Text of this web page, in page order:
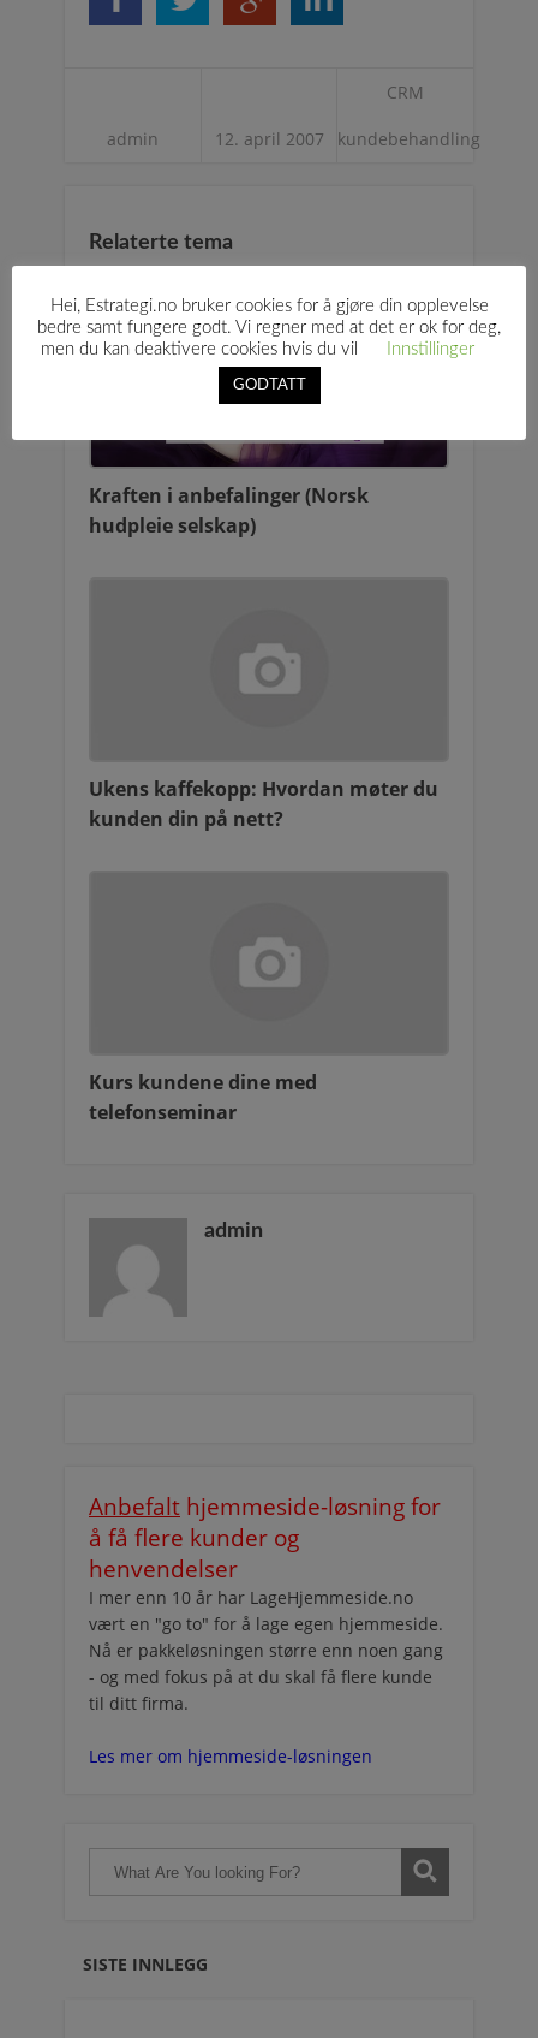
admin 12. april 2007
CRM
kundebehandling
Relaterte tema
Kraften i anbefalinger (Norsk
hudpleie selskap)
Ukens kaffekopp: Hvordan møter du
kunden din på nett?
Kurs kundene dine med
telefonseminar
admin
Anbefalt hjemmeside-løsning for
å få flere kunder og
henvendelser
I mer enn 10 år har LageHjemmeside.no
vært en "go to" for å lage egen hjemmeside.
Nå er pakkeløsningen større enn noen gang
- og med fokus på at du skal få flere kunde
til ditt firma.
Les mer om hjemmeside-løsningen
SISTE INNLEGG
Hei, Estrategi.no bruker cookies for å gjøre din opplevelse
bedre samt fungere godt. Vi regner med at det er ok for deg,
men du kan deaktivere cookies hvis du vil
Innstillinger
GODTATT